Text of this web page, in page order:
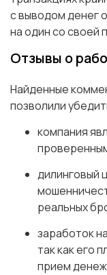
с выводом денег
на один со своей
Отзывы о
Найденные
позволили
компания
дилинговый
реальных
заработок
так как его
прием